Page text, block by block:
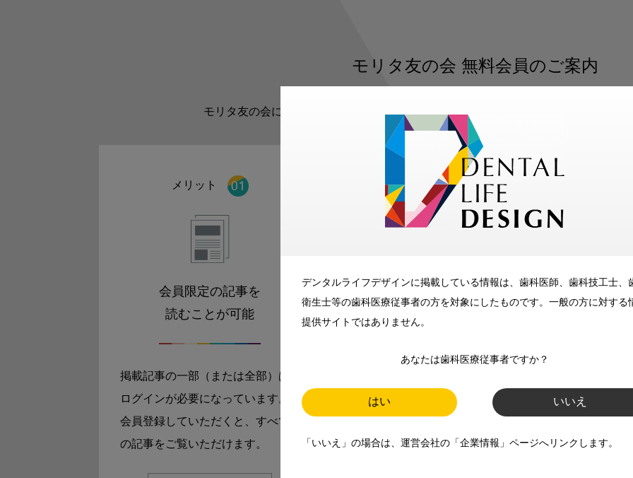
デンタルライフデザインに掲載している情報は、歯科医師、歯科技工士、
衛生士等の歯科医療従事者の方を対象にしたものです。一般の方に対する
提供サイトではありません。
あなたは歯科医療従事者ですか？
はい いいえ
「いいえ」の場合は、運営会社の「企業情報」ページへリンクします。
モリタ友の会 無料会員のご案内
モリタ友の会に登録いただくと、デンタルライフデザインをもっと便利にご利用い
メリット
会員限定の記事を
読むことが可能
掲載記事の一部（または全部）は
ログインが必要になっています。
会員登録していただくと、すべて
の記事をご覧いただけます。
メリット
メールマガジンでお届け
師、歯科衛生士、歯科技工士）に
お届けします。